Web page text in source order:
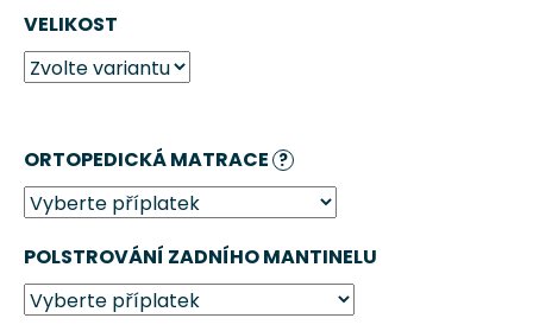
VELIKOST
ORTOPEDICKÁ MATRACE ?
POLSTROVÁNÍ ZADNÍHO MANTINELU
r
u
č
e
m
e
DOMEČEK
PRO